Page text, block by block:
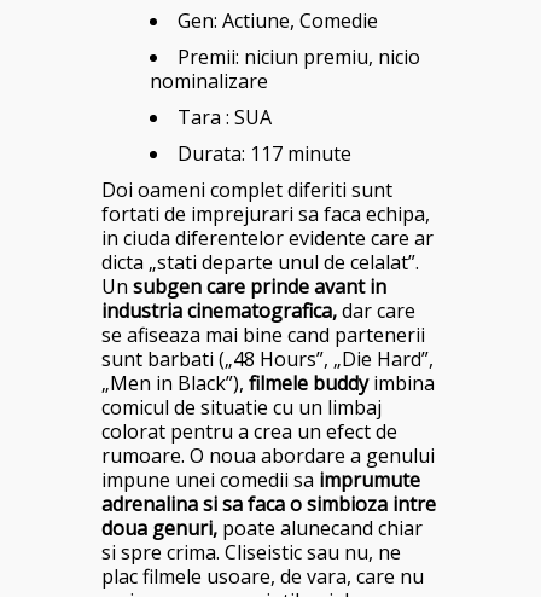
Gen: Actiune, Comedie
Premii: niciun premiu, nicio
nominalizare
Tara : SUA
Durata: 117 minute
Doi oameni complet diferiti sunt
fortati de imprejurari sa faca echipa,
in ciuda diferentelor evidente care ar
dicta „stati departe unul de celalat”.
Un subgen care prinde avant in
industria cinematografica,dar care
se afiseaza mai bine cand partenerii
sunt barbati („48 Hours”, „Die Hard”,
„Men in Black”), filmele buddyimbina
comicul de situatie cu un limbaj
colorat pentru a crea un efect de
rumoare. O noua abordare a genului
impune unei comedii sa imprumute
adrenalina si sa faca o simbioza intre
doua genuri, poate alunecand chiar
si spre crima. Cliseistic sau nu, ne
plac filmele usoare, de vara, care nu